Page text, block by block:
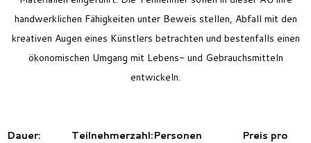
handwerklichen Fähigkeiten unter Beweis stellen, Abfall mit den
kreativen Augen eines Künstlers betrachten und bestenfalls einen
ökonomischen Umgang mit Lebens- und Gebrauchsmitteln
entwickeln.
Dauer: Teilnehmerzahl:Personen
Preis pro